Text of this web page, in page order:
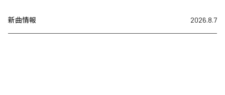
新曲情報 2026.8.7